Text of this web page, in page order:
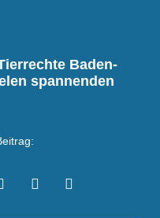
Baden-
spannenden